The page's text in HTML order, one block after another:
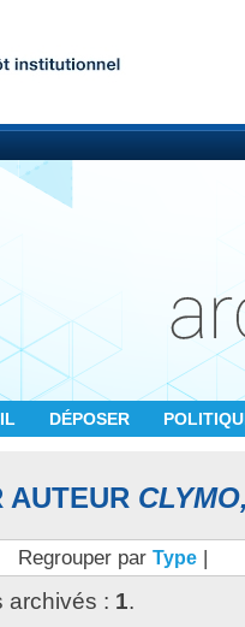
DÉPOSER
AUTEUR
Regrouper par Type |
archivés : 1.